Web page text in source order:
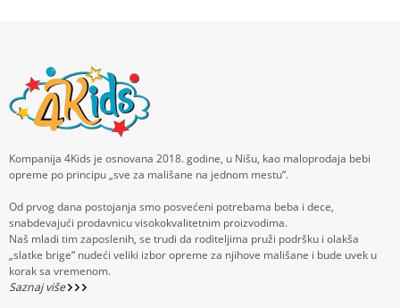
Kompanija 4Kids je osnovana 2018. godine, u Nišu, kao maloprodaja bebi
opreme po principu „sve za mališane na jednom mestu“.
Od prvog dana postojanja smo posvećeni potrebama beba i dece,
snabdevajući prodavnicu visokokvalitetnim proizvodima.
Naš mladi tim zaposlenih, se trudi da roditeljima pruži podršku i olakša
„slatke brige“ nudeći veliki izbor opreme za njihove mališane i bude uvek u
korak sa vremenom.
Saznaj više